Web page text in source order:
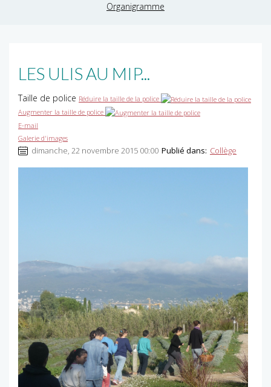
Organigramme
LES ULIS AU MIP...
Taille de police Réduire la taille de la police
Augmenter la taille de police
E-mail
Galerie d'images
dimanche, 22 novembre 2015 00:00 Publié dans: Collège